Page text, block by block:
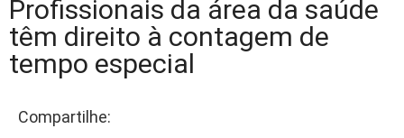
Profissionais da área da saúde
têm direito à contagem de
tempo especial
Compartilhe: